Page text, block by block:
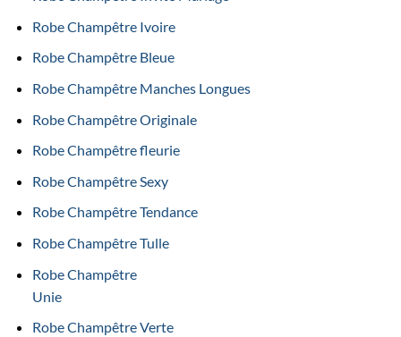
Robe Champêtre Ivoire
Robe Champêtre Bleue
Robe Champêtre Manches Longues
Robe Champêtre Originale
Robe Champêtre fleurie
Robe Champêtre Sexy
Robe Champêtre Tendance
Robe Champêtre Tulle
Robe Champêtre
Unie
Robe Champêtre Verte